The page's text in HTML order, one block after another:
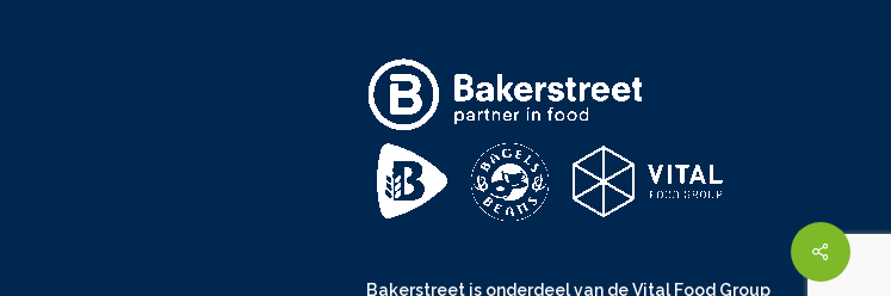
Share
Bakerstreet is onderdeel van deVital Food Group